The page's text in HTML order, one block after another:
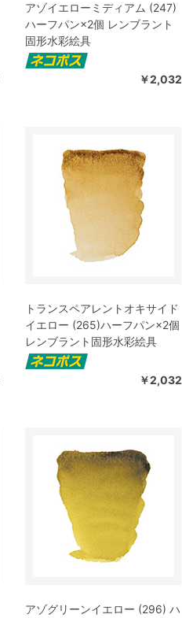
アゾイエローミディアム (247)
ハーフパン×2個 レンブラント
固形水彩絵具
￥2,032
トランスペアレントオキサイド
イエロー (265)ハーフパン×2個
レンブラント固形水彩絵具
￥2,032
アゾグリーンイエロー (296) ハ